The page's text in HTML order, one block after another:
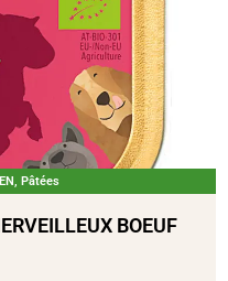
, Pâtées
BOEUF